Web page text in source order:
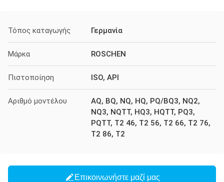
Τόπος καταγωγής Γερμανία
Μάρκα ROSCHEN
Πιστοποίηση ISO, API
Αριθμό μοντέλου
AQ, BQ, NQ, HQ, PQ/BQ3, NQ2,
NQ3, NQTT, HQ3, HQTT, PQ3,
PQTT, T2 46, T2 56, T2 66, T2 76,
T2 86, T2
Επικοινωνήστε μαζί μας